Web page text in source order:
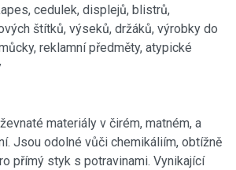
cedulek, displejů, blistrů,
štítků, výseků, držáků, výrobky do
reklamní předměty, atypické
materiály v čirém, matném, a
Jsou odolné vůči chemikáliím, obtížně
přímý styk s potravinami. Vynikající